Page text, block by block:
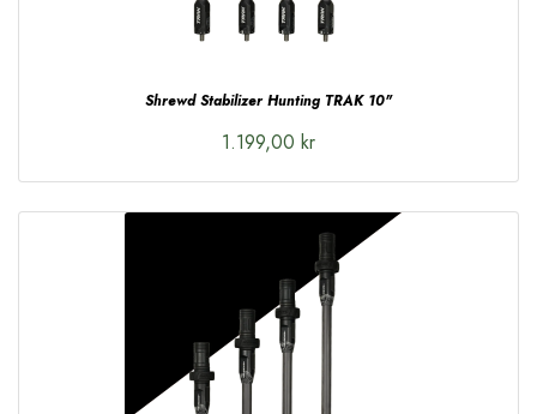
Shrewd Stabilizer Hunting TRAK 10"
1.199,00 kr